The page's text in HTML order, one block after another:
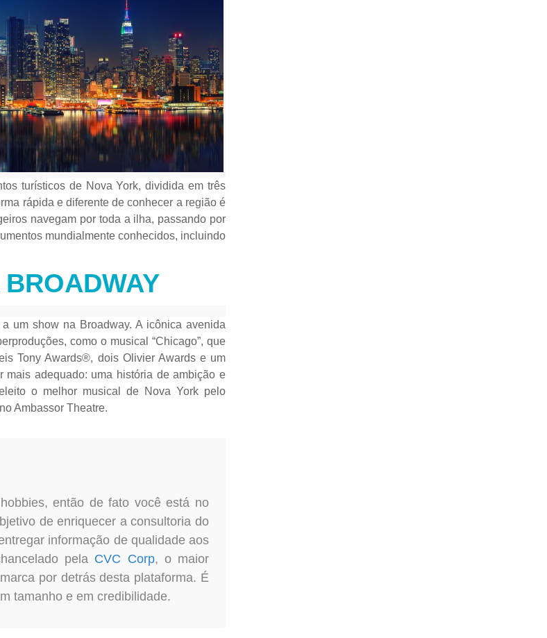
turísticos de Nova York, dividida em três
rápida e diferente de conhecer a região é
navegam por toda a ilha, passando por
mundialmente conhecidos, incluindo
um show na Broadway. A icônica avenida
como o musical “Chicago”, que
Tony Awards®, dois Olivier Awards e um
mais adequado: uma história de ambição e
o melhor musical de Nova York pelo
Ambassor Theatre.
então de fato você está no
de enriquecer a consultoria do
informação de qualidade aos
pela CVC Corp, o maior
por detrás desta plataforma. É
tamanho e em credibilidade.